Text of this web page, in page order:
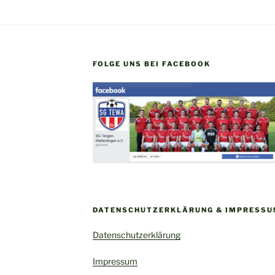
FOLGE UNS BEI FACEBOOK
DATENSCHUTZERKLÄRUNG &
Datenschutzerklärung
Impressum